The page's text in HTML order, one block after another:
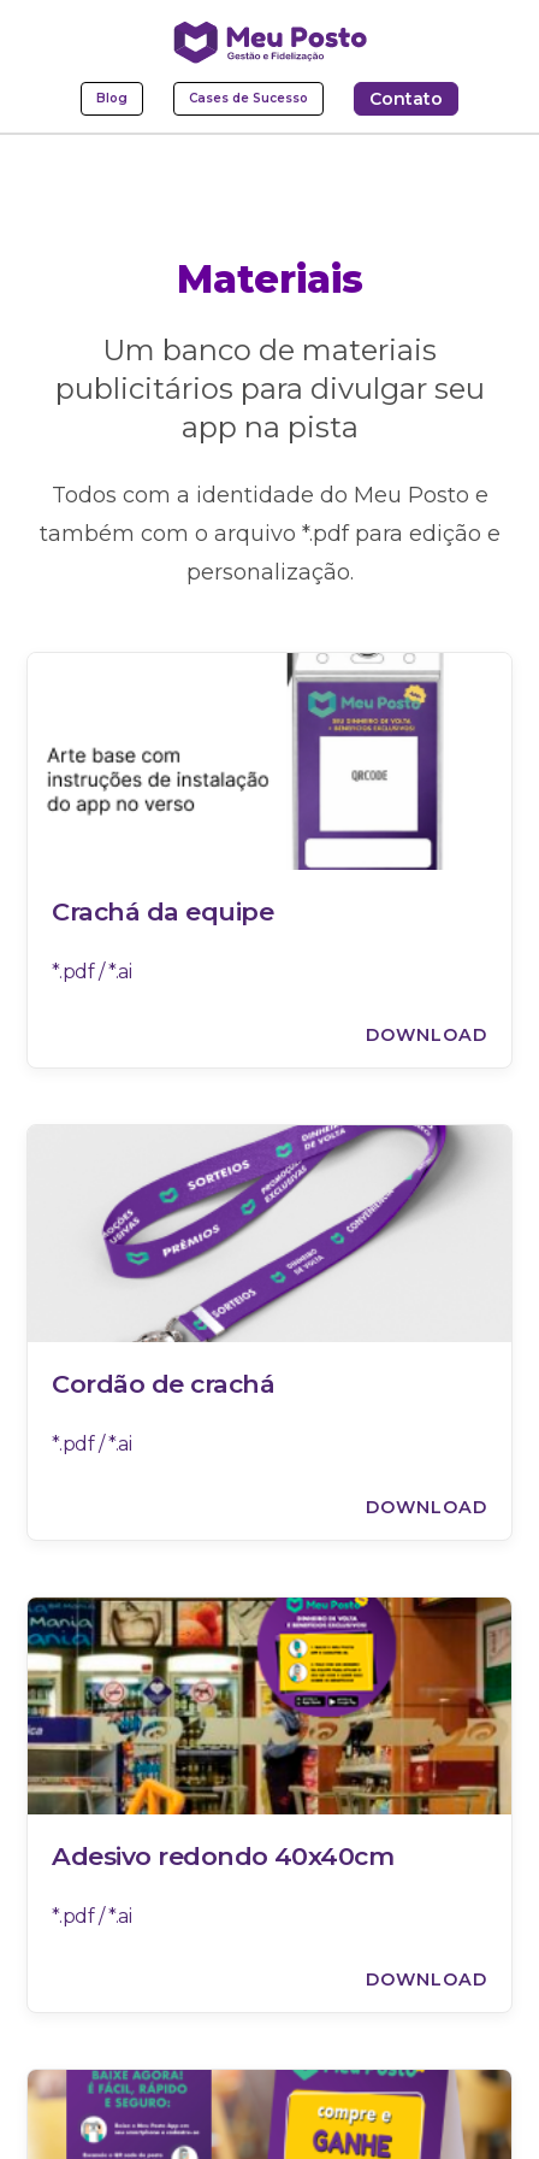
Blog Cases de Sucesso Contato
Materiais
Um banco de materiais
publicitários para divulgar seu
app na pista
Todos com a identidade do Meu Posto e
também com o arquivo *.pdf para edição e
personalização.
Crachá da equipe
*.pdf / *.ai
DOWNLOAD
Cordão de crachá
*.pdf / *.ai
DOWNLOAD
Adesivo redondo 40x40cm
*.pdf / *.ai
DOWNLOAD